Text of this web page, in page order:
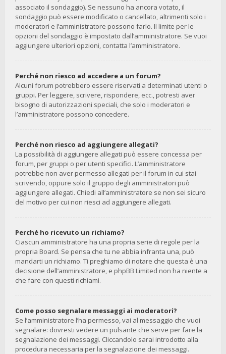
associato il sondaggio). Se nessuno ha ancora votato, il
sondaggio può essere modificato o cancellato, altrimenti solo i
moderatori e l’amministratore possono farlo. Il limite per le
opzioni del sondaggio è impostato dall’amministratore. Se vuoi
aggiungere ulteriori opzioni, contatta l’amministratore.
Perché non riesco ad accedere a un forum?
Alcuni forum potrebbero essere riservati a determinati utenti o
gruppi. Per leggere, scrivere, rispondere, ecc., potresti aver
bisogno di autorizzazioni speciali, che solo i moderatori e
l’amministratore possono concedere.
Perché non riesco ad aggiungere allegati?
La possibilità di aggiungere allegati può essere concessa per
forum, per gruppi o per utenti specifici. L’amministratore
potrebbe non aver permesso allegati per il forum in cui stai
scrivendo, oppure solo il gruppo degli amministratori può
aggiungere allegati. Chiedi all’amministratore se non sei sicuro
del motivo per cui non riesci ad aggiungere allegati.
Perché ho ricevuto un richiamo?
Ciascun amministratore ha una propria serie di regole per la
propria Board. Se pensa che tu ne abbia infranta una, può
mandarti un richiamo. Ti preghiamo di notare che questa è una
decisione dell’amministratore, e phpBB Limited non ha niente a
che fare con questi richiami.
Come posso segnalare messaggi ai moderatori?
Se l’amministratore l’ha permesso, vai al messaggio che vuoi
segnalare: dovresti vedere un pulsante che serve per fare la
segnalazione dei messaggi. Cliccandolo sarai introdotto alla
procedura necessaria per la segnalazione dei messaggi.